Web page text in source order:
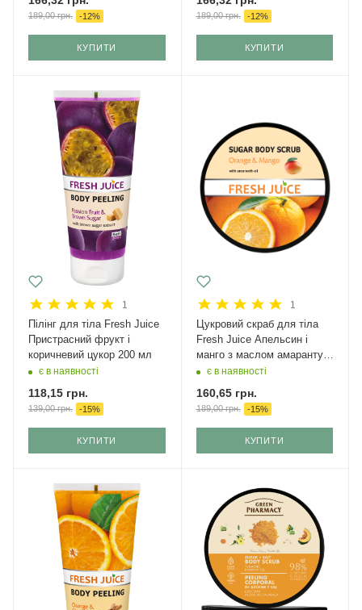
189,00грн. -12%
КУПИТИ
189,00грн. -12%
КУПИТИ
1
Пілінг для тіла Fresh Juice
Пристрасний фрукт і
коричневий цукор 200 мл
є в наявності
118,15 грн.
139,00грн. -15%
КУПИТИ
1
Цукровий скраб для тіла
Fresh Juice Апельсин і
манго з маслом амаранту
225 мл
є в наявності
160,65грн.
189,00грн. -15%
КУПИТИ